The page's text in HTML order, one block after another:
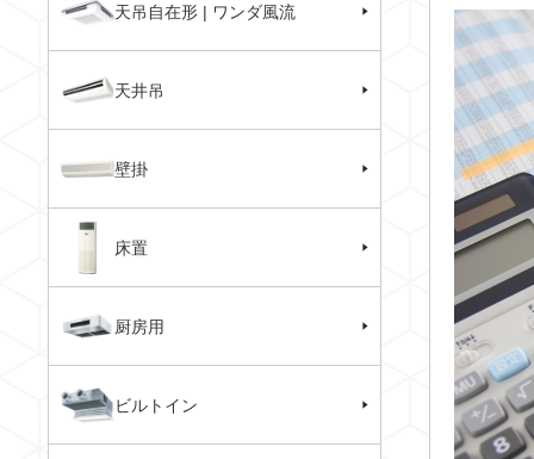
天吊自在形 | ワンダ風流
天井吊
壁掛
床置
厨房用
ビルトイン